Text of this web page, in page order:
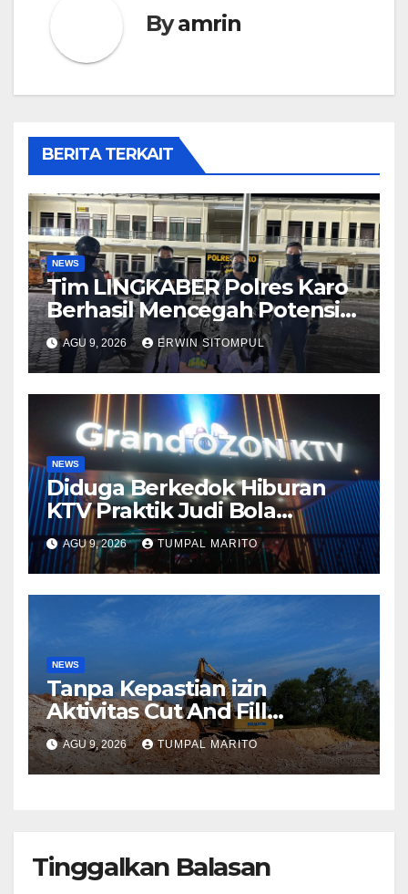
Byamrin
BERITA TERKAIT
NEWS
Tim LINGKABER Polres Karo
Berhasil Mencegah Potensi
Tawuran di Berastagi
AGU 9, 2026 ERWIN SITOMPUL
NEWS
Diduga Berkedok Hiburan
KTV Praktik Judi Bola
Pimpong Beroperasi
Terbuka Disungai Panas
Kapolda Tutup mata Tempat
Hiburan DiBatam
AGU 9, 2026 TUMPAL MARITO
NEWS
Tanpa Kepastian izin
Aktivitas Cut And Fill
Sekupang Ganggu warga
dan Pengguna jalan
AGU 9, 2026 TUMPAL MARITO
Tinggalkan Balasan